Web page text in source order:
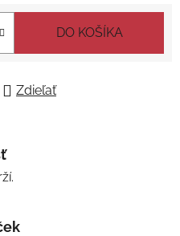
DO KOŠÍKA
Zdieľať